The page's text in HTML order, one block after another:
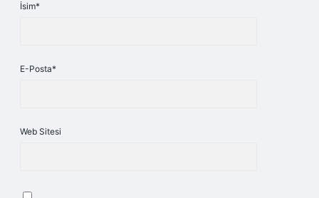
İsim*
E-Posta*
Web Sitesi